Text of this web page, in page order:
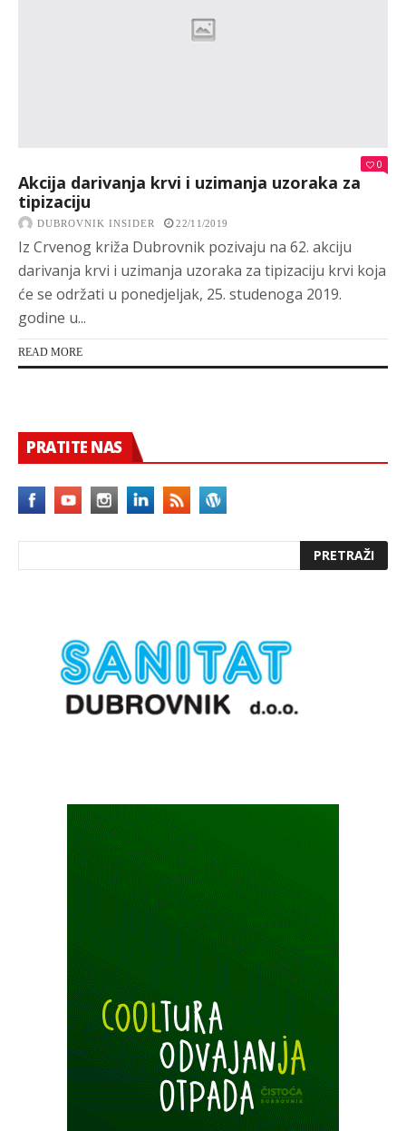
0
Akcija darivanja krvi i uzimanja uzoraka za
tipizaciju
DUBROVNIK INSIDER 22/11/2019
Iz Crvenog križa Dubrovnik pozivaju na 62. akciju
darivanja krvi i uzimanja uzoraka za tipizaciju krvi koja
će se održati u ponedjeljak, 25. studenoga 2019.
godine u...
READ MORE
PRATITE NAS